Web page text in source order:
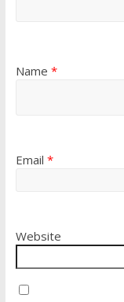
Name *
Email *
Website